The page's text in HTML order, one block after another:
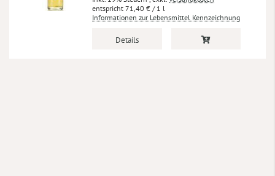
71,40 € / 1 l
Informationen zur Lebensmittel Kennzeichnung
Details